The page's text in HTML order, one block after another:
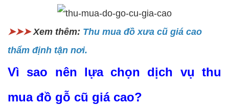
➤➤➤Xem thêm: Thu mua đồ xưa cũ giá cao
thẩm định tận nơi.
Vì sao nên lựa chọn dịch vụ thu
mua đồ gỗ cũ giá cao?